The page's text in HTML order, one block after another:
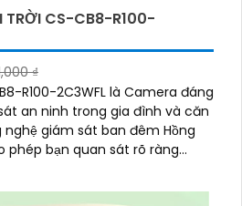
TRỜI CS-CB8-R100-
₫
R100-2C3WFL là Camera đáng
an ninh trong gia đình và căn
phép bạn quan sát rõ ràng